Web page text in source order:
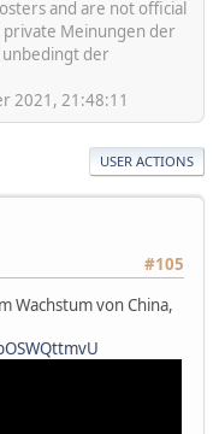
and are not official
private Meinungen der
der
2021, 21:48:11
USER ACTIONS
#105
Wachstum von China,